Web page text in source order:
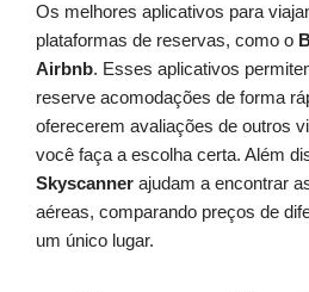
Os melhores aplicativos para
plataformas de reservas, como o
Airbnb. Esses aplicativos
reserve acomodações de forma
oferecerem avaliações de outros
você faça a escolha certa. Além
Skyscanner ajudam a encontrar
aéreas, comparando preços de
um único lugar.